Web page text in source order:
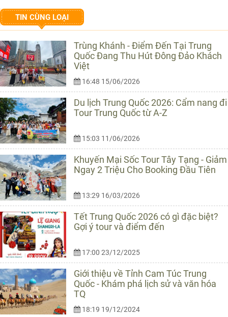
TIN CÙNG LOẠI
Trùng Khánh - Điểm Đến Tại Trung
Quốc Đang Thu Hút Đông Đảo Khách
Việt
16:48 15/06/2026
Du lịch Trung Quốc 2026: Cẩm nang đi
Tour Trung Quốc từ A-Z
15:03 11/06/2026
Khuyến Mại Sốc Tour Tây Tạng - Giảm
Ngay 2 Triệu Cho Booking Đầu Tiên
13:29 16/03/2026
Tết Trung Quốc 2026 có gì đặc biệt?
Gợi ý tour và điểm đến
17:00 23/12/2025
Giới thiệu về Tỉnh Cam Túc Trung
Quốc - Khám phá lịch sử và văn hóa
TQ
18:19 19/12/2024